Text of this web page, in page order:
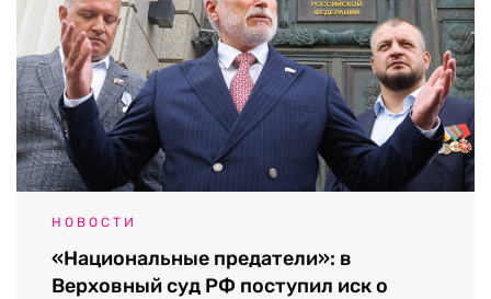
НОВОСТИ
«Национальные предатели»: в
Верховный суд РФ поступил иск о